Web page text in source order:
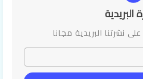
البريدية
نشرتنا البريدية مجانا